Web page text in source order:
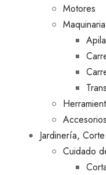
Motores
Accesorios
Jardinería,
Cuidado